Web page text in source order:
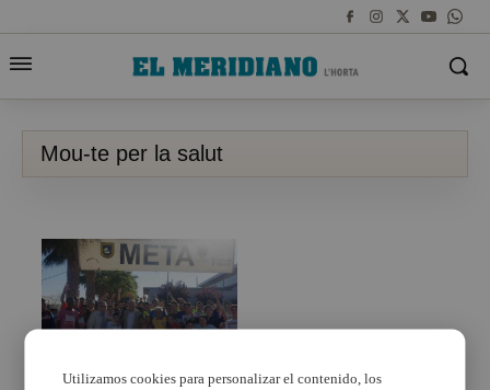
Mou-te per la salut
Utilizamos cookies para personalizar el contenido, los